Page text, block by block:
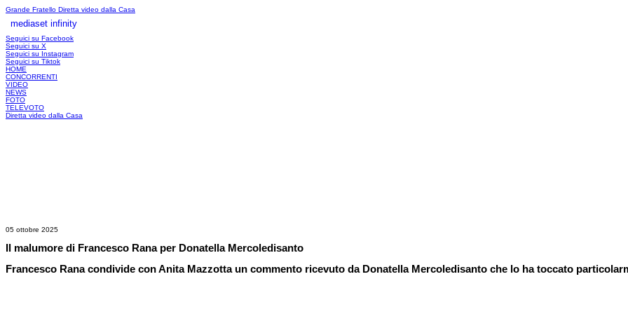
Grande Fratello Diretta video dalla Casa
mediaset infinity
Seguici su Facebook
Seguici su X
Seguici su Instagram
Seguici su Tiktok
HOME
CONCORRENTI
VIDEO
NEWS
FOTO
TELEVOTO
Diretta video dalla Casa
05 ottobre 2025
Il malumore di Francesco Rana per Donatella Mercoledisanto
Francesco Rana condivide con Anita Mazzotta un commento ricevuto da Donatella Mercoledisanto che lo ha toccato